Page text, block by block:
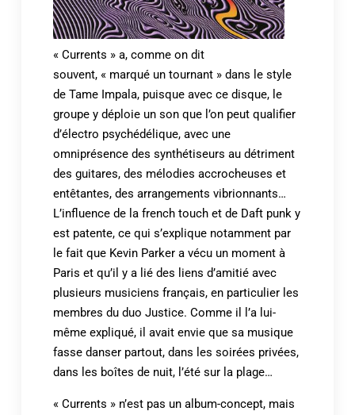
« Currents » a, comme on dit
souvent, « marqué un tournant » dans le style
de Tame Impala, puisque avec ce disque, le
groupe y déploie un son que l’on peut qualifier
d’électro psychédélique, avec une
omniprésence des synthétiseurs au détriment
des guitares, des mélodies accrocheuses et
entêtantes, des arrangements vibrionnants…
L’influence de la french touch et de Daft punk y
est patente, ce qui s’explique notamment par
le fait que Kevin Parker a vécu un moment à
Paris et qu’il y a lié des liens d’amitié avec
plusieurs musiciens français, en particulier les
membres du duo Justice. Comme il l’a lui-
même expliqué, il avait envie que sa musique
fasse danser partout, dans les soirées privées,
dans les boîtes de nuit, l’été sur la plage…
« Currents » n’est pas un album-concept, mais